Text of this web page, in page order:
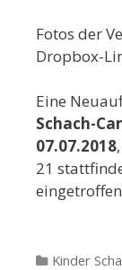
Fotos der
Dropbox-
Eine
Schach-
07.07.2018
21
Categories
Kinder